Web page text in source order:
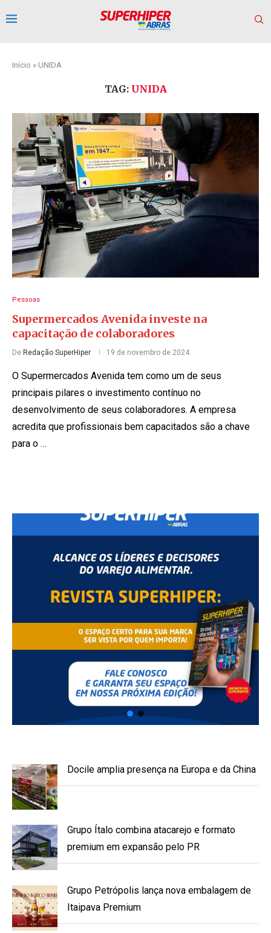
Início » UNIDA
TAG: UNIDA
Pessoas
Supermercados Avenida investe na
capacitação de colaboradores
De Redação SuperHiper 19 de novembro de 2024
O Supermercados Avenida tem como um de seus
principais pilares o investimento contínuo no
desenvolvimento de seus colaboradores. A empresa
acredita que profissionais bem capacitados são a chave
para o …
Docile amplia presença na Europa e da China
Grupo Ítalo combina atacarejo e formato
premium em expansão pelo PR
Grupo Petrópolis lança nova embalagem de
Itaipava Premium